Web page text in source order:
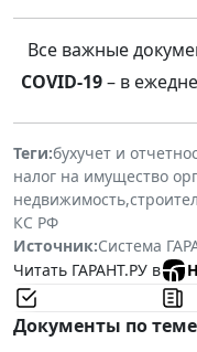
Все важные
COVID-19– в
Теги:бухучет и
налог на имущество
недвижимость,
КС РФ
Источник:Система
Читать ГАРАНТ.РУ в
Документы по